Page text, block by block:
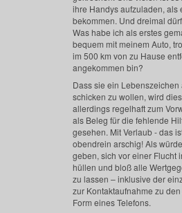
ihre Handys aufzuladen, als
bekommen. Und dreimal
Was habe ich als erstes
bequem mit meinem Auto,
im 500 km von zu Hause
angekommen bin?
Dass sie ein
schicken zu wollen, wird
allerdings regelhaft zum
als Beleg für die fehlende
gesehen. Mit Verlaub - das
obendrein arschig! Als
geben, sich vor einer Flucht
hüllen und bloß alle
zu lassen – inklusive der
zur Kontaktaufnahme zu
Form eines Telefons.